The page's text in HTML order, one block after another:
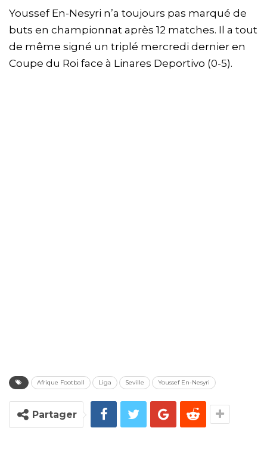
Youssef En-Nesyri n’a toujours pas marqué de
buts en championnat après 12 matches. Il a tout
de même signé un triplé mercredi dernier en
Coupe du Roi face à Linares Deportivo (0-5).
Afrique Football Liga Seville Youssef En-Nesyri
Partager